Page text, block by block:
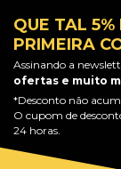
QUE TAL
PRIMEIRA
Assinando a
ofertas e muito
*Desconto não
O cupom de
24 horas.